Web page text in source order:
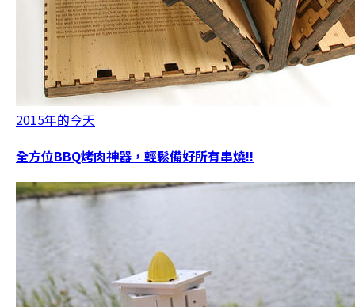
2015年的今天
全方位BBQ烤肉神器，輕鬆備好所有串燒!!